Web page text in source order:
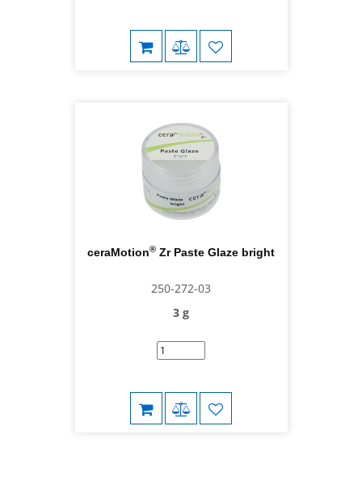
ceraMotion® Zr Paste Glaze bright
250-272-03
3 g